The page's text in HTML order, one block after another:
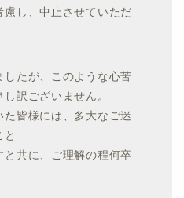
し、中止させていただ
したが、このような心苦
訳ございません。
皆様には、多大なご迷
と
共に、ご理解の程何卒